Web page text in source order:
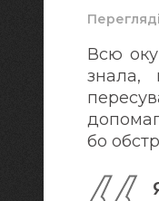
Всю
бо